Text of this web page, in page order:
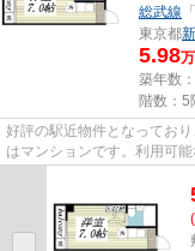
総武線 「
東京都
5.98
築年数
階数：5
好評の駅近物件となってお
はマンションです。利用可